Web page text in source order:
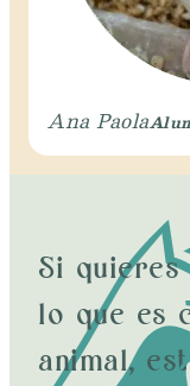
Ana Paola
Si
lo que es
animal,